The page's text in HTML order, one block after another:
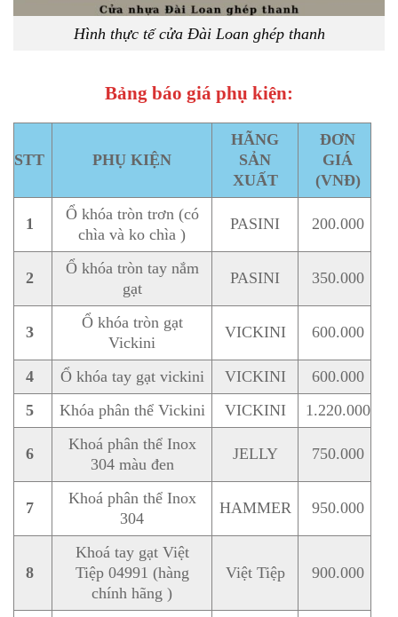
Hình thực tế cửa Đài Loan ghép thanh
Bảng báo giá phụ kiện:
STT PHỤ KIỆN
HÃNG
SẢN
XUẤT
ĐƠN
GIÁ
(VNĐ)
1
Ổ khóa tròn trơn (có
chìa và ko chìa )
PASINI 200.000
2
Ổ khóa tròn tay nắm
gạt
PASINI 350.000
3
Ổ khóa tròn gạt
Vickini
VICKINI 600.000
4 Ổ khóa tay gạt vickini VICKINI
600.000
5
Khóa phân thể Vickini VICKINI 1.220.000
6
Khoá phân thể Inox
304 màu đen
JELLY 750.000
7
Khoá phân thể Inox
304
HAMMER 950.000
8
Khoá tay gạt Việt
Tiệp 04991 (hàng
chính hãng )
Việt Tiệp 900.000